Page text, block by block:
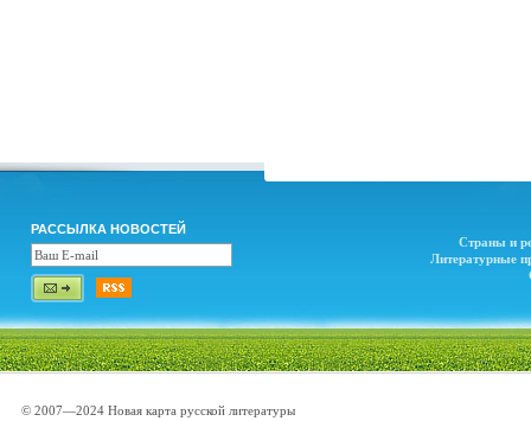
РАССЫЛКА НОВОСТЕЙ
Страны и
Литературные
© 2007—2024 Новая карта русской литературы